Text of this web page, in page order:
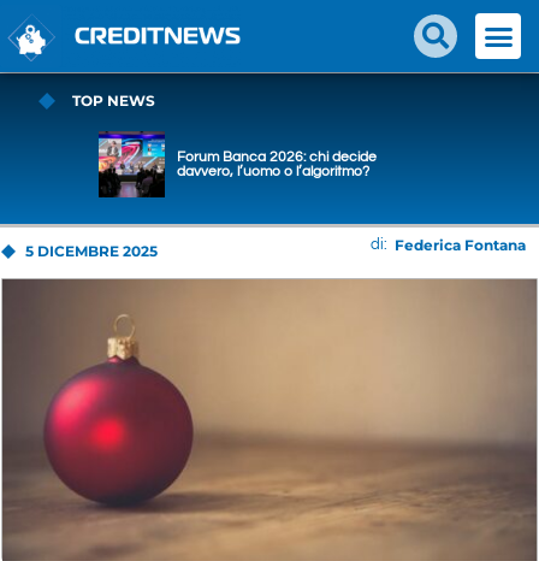
TOP NEWS
Forum Banca 2026: chi decide
davvero, l’uomo o l’algoritmo?
5 DICEMBRE 2025 di: Federica Fontana